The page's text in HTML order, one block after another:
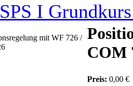
SPS I
COM
Preis: 0,00 €